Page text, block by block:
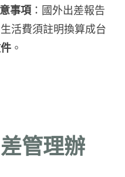
事項 ：國外出差報告
生活費須註明換算成台
。
管理辦